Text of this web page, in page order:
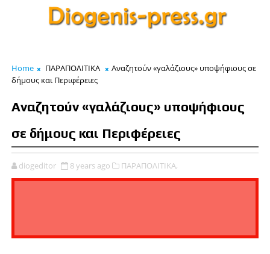
Home ΠΑΡΑΠΟΛΙΤΙΚΑ
Αναζητούν «γαλάζιους» υποψήφιους σε
δήμους και Περιφέρειες
Αναζητούν «γαλάζιους» υποψήφιους
σε δήμους και Περιφέρειες
diogeditor 8 years ago ΠΑΡΑΠΟΛΙΤΙΚΑ,